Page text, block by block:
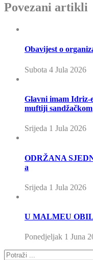
Povezani artikli
Obavijest o
Subota 4 Jula 2026
Glavni imam Idriz-
muftiji sandžačkom
Srijeda 1 Jula 2026
ODRŽANA
a
Srijeda 1 Jula 2026
U MALMEU
Ponedjeljak 1 Juna